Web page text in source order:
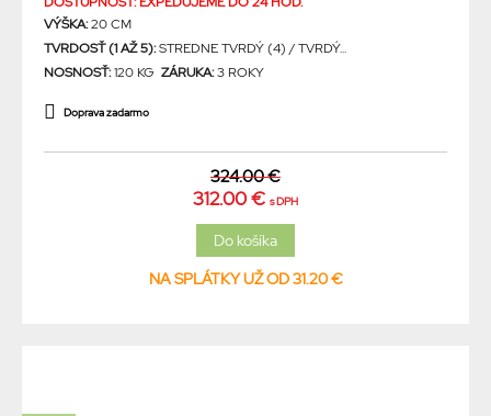
VÝŠKA:20 CM
TVRDOSŤ (1 AŽ 5):STREDNE TVRDÝ (4) / TVRDÝ...
NOSNOSŤ:120 KG ZÁRUKA:3 ROKY
Doprava zadarmo
324.00 €
312.00 € s DPH
NA SPLÁTKY UŽ OD 31.20 €